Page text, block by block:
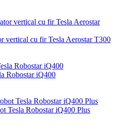
vertical cu fir Tesla Aerostar T300
Robostar iQ400
Tesla Robostar iQ400 Plus